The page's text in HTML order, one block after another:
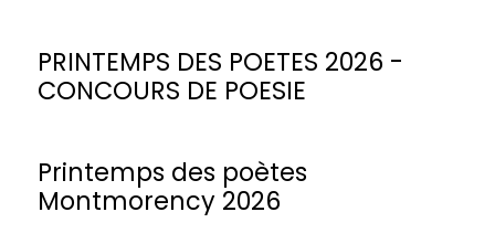
PRINTEMPS DES POETES 2026 -
CONCOURS DE POESIE
Printemps des poètes
Montmorency 2026